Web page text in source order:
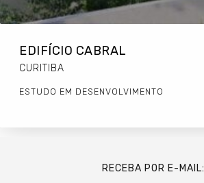
EDIFÍCIO CABRAL
CURITIBA
ESTUDO EM DESENVOLVIMENTO
RECEBA POR E-MAIL: